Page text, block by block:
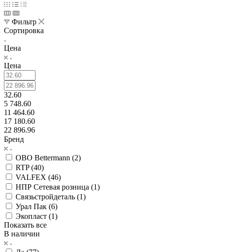
Фильтр
Сортировка
Цена
Цена
32.60
5 748.60
11 464.60
17 180.60
22 896.96
Бренд
OBO Bettermann (2)
RTP (40)
VALFEX (46)
НПР Сетевая розница (1)
Связьстройдеталь (1)
Урал Пак (6)
Экопласт (1)
Показать все
В наличии